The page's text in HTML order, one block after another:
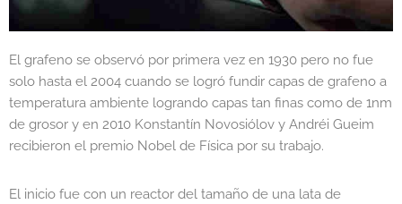
El grafeno se observó por primera vez en 1930 pero no fue
solo hasta el 2004 cuando se logró fundir capas de grafeno a
temperatura ambiente logrando capas tan finas como de 1nm
de grosor y en 2010 Konstantín Novosiólov y Andréi Gueim
recibieron el premio Nobel de Física por su trabajo.
El inicio fue con un reactor del tamaño de una lata de